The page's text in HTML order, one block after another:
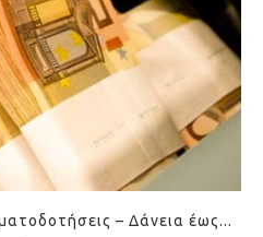
– Δάνεια έως...